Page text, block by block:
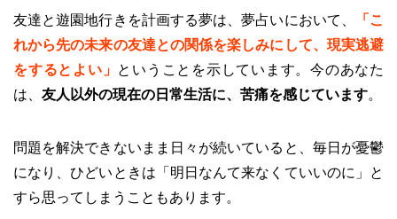
友達と遊園地行きを計画する夢は、夢占いにおいて、
「こ
れから先の未来の友達との関係を楽しみにして、現実逃避
をするとよい」 ということを示しています。今のあなた
は、 友人以外の現在の日常生活に、苦痛を感じています。
問題を解決できないまま日々が続いていると、毎日が憂鬱
になり、ひどいときは「明日なんて来なくていいのに」と
すら思ってしまうこともあります。